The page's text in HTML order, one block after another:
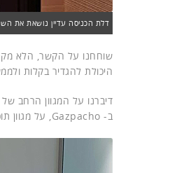
דלת הכניסה עדיין נושאת את
היכולת להגדיר בקלות
דיברנו על המגוון הרחב
ב- Gazpacho, על מגוון תוכנותיה.